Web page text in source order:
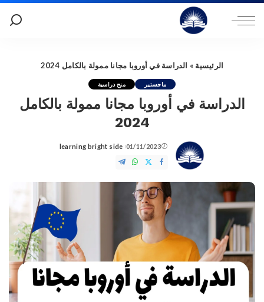
الرئيسية » الدراسة في أوروبا مجانا ممولة بالكامل 2024
ماجستير منح دراسية
الدراسة في أوروبا مجانا ممولة بالكامل
2024
01/11/2023
Posted
by
learning bright side